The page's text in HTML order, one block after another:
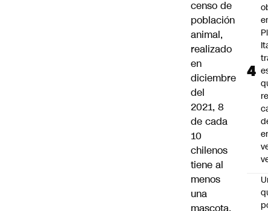
censo de
población
animal,
realizado
en
diciembre
del
2021, 8
de cada
10
chilenos
tiene al
menos
una
mascota.